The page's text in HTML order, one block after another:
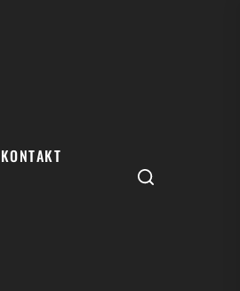
KONTAKT
Search